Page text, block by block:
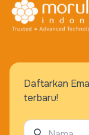
Daftarkan
terbaru!